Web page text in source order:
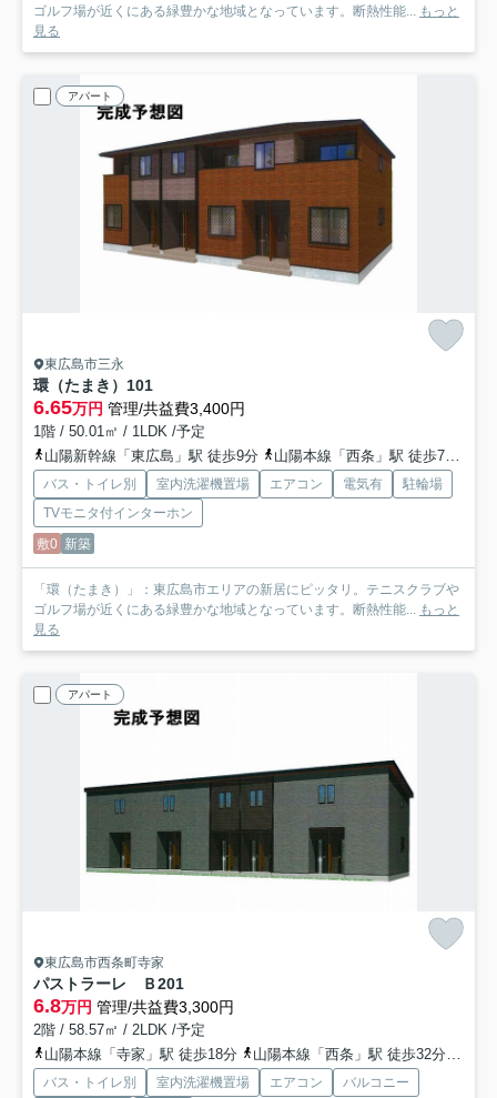
ゴルフ場が近くにある緑豊かな地域となっています。断熱性能...
もっと
見る
アパート
東広島市三永
環（たまき） 101
6.65万円 管理/共益費3,400円
1階 / 50.01㎡ / 1LDK /予定
山陽新幹線「東広島」駅 徒歩9分
山陽本線「西条」駅 徒歩79分
バス・トイレ別 室内洗濯機置場 エアコン 電気有
駐輪場
TVモニタ付インターホン
敷0 新築
「環（たまき）」：東広島市エリアの新居にピッタリ。テニスクラブや
ゴルフ場が近くにある緑豊かな地域となっています。断熱性能...
もっと
見る
アパート
東広島市西条町寺家
パストラーレ Ｂ201
6.8万円 管理/共益費3,300円
2階 / 58.57㎡ / 2LDK /予定
山陽本線「寺家」駅 徒歩18分
山陽本線「西条」駅 徒歩32分
バス・トイレ別 室内洗濯機置場 エアコン
バルコニー